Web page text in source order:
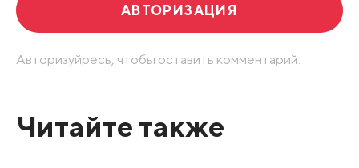
АВТОРИЗАЦИЯ
Авторизуйресь, чтобы оставить комментарий.
Читайте также